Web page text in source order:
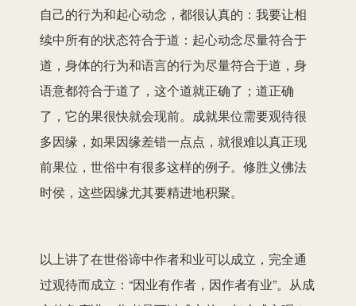
自己的行为和起心动念，都很认真的：我要让相
续中所有的状态符合于道：起心动念尽量符合于
道，身体的行为和语言的行为尽量符合于道，身
语意都符合于道了，这个道就正确了；道正确
了，它的果很快就会现前。成就果位需要观待很
多因缘，如果因缘差错一点点，就很难以真正现
前果位，世俗中有很多这样的例子。修胜义佛法
时侯，这些因缘尤其要精进地积聚。
以上讲了在世俗谛中作者和业可以成立，完全通
过观待而成立：“因业有作者，因作者有业”。从成